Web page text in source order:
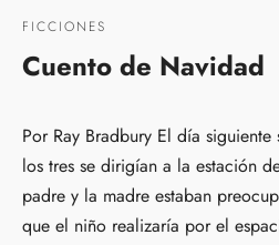
FICCIONES
Cuento de Navidad
Por Ray Bradbury El día
los tres se dirigían a la estación
padre y la madre estaban
que el niño realizaría por el